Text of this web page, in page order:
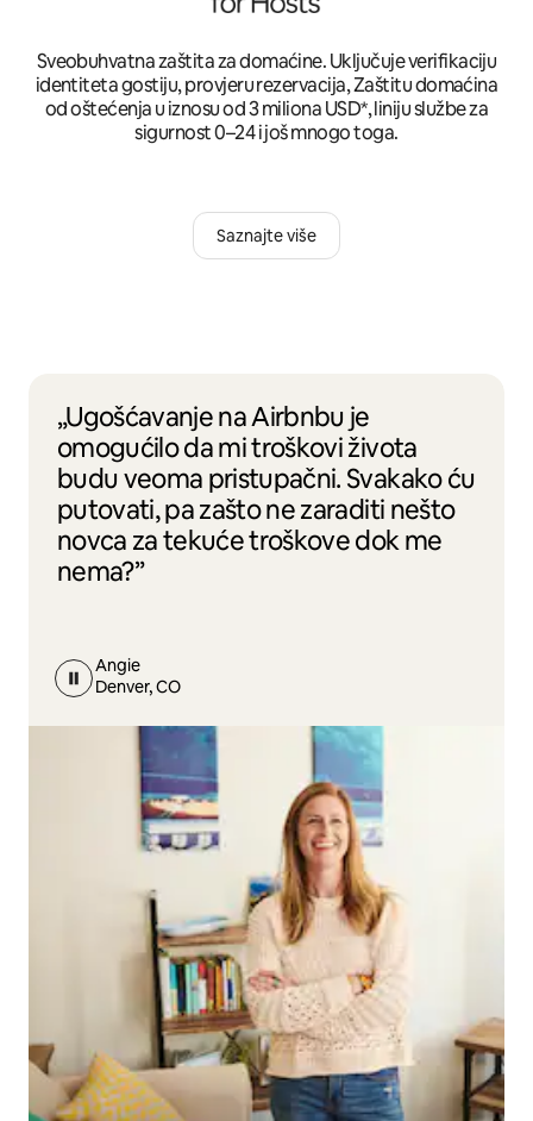
Sveobuhvatna zaštita za domaćine. Uključuje verifikaciju
identiteta gostiju, provjeru rezervacija, Zaštitu domaćina
od oštećenja u iznosu od 3 miliona USD*, liniju službe za
sigurnost 0–24 i još mnogo toga.
Saznajte više
„Ugošćavanje na Airbnbu je
omogućilo da mi troškovi života
budu veoma pristupačni. Svakako ću
putovati, pa zašto ne zaraditi nešto
novca za tekuće troškove dok me
nema?”
Angie
Denver, CO